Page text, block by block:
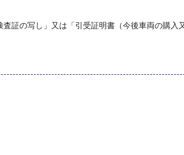
証の写し」又は「引受証明書（今後車両の購入